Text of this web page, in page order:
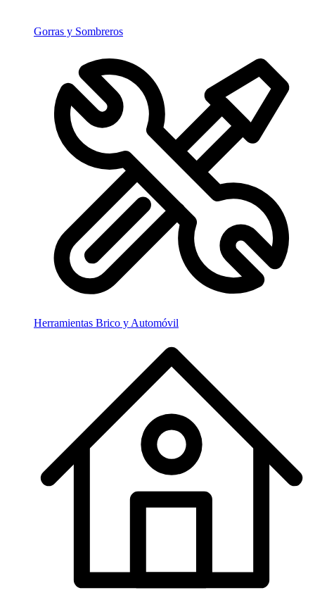
Gorras y Sombreros
Herramientas Brico y Automóvil